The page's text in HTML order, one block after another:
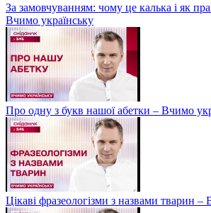
За замовчуванням: чому це калька і як
Вчимо українську
Про одну з букв нашої абетки – Вчимо
Цікаві фразеологізми з назвами тварин –